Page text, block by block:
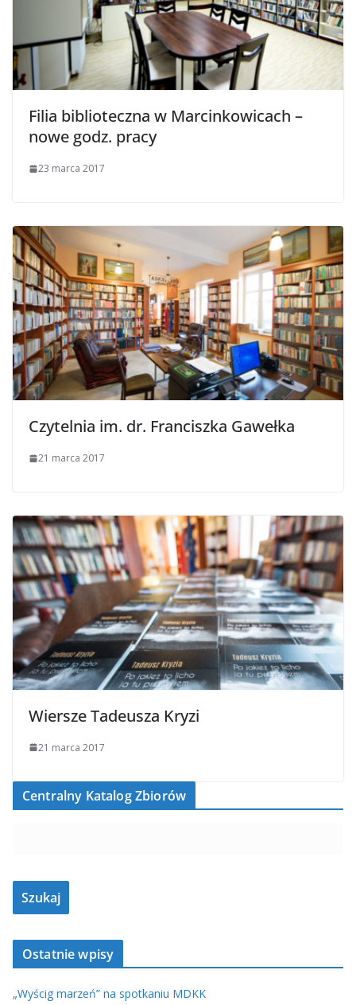
Filia biblioteczna w Marcinkowicach –
nowe godz. pracy
23 marca 2017
Czytelnia im. dr. Franciszka Gawełka
21 marca 2017
Wiersze Tadeusza Kryzi
21 marca 2017
Centralny Katalog Zbiorów
Ostatnie wpisy
„Wyścig marzeń” na spotkaniu MDKK